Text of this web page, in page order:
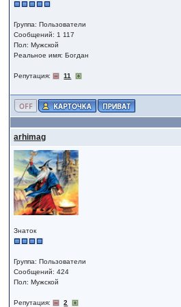
Группа: Пользователи
Сообщений: 1 117
Пол: Мужской
Реальное имя: Богдан
Репутация: 11
arhimag
Знаток
Группа: Пользователи
Сообщений: 424
Пол: Мужской
Репутация: 2